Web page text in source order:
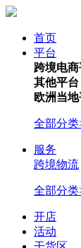
首页
平台
跨境电商
其他平台
欧洲当
全部分类
服务
跨境物流
全部分类
开店
活动